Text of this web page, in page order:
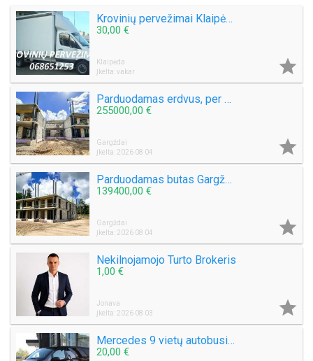
Krovinių pervežimai Klaipėdoje ir po Lietuvą +37068651253
30,00 €
Klaipėda
Įkelta: vakar

Parduodamas erdvus, per 2 aukštus išplanuotas butas Gargždų miesto parke!
255000,00 €
Gargždai
Įkelta: 2026 08 04

Parduodamas butas Gargždų miesto parke! Nauja statyba!
139400,00 €
Gargždai
Įkelta: 2026 08 04

Nekilnojamojo Turto Brokeris
1,00 €
Jonava
Įkelta: 2026 08 03

Mercedes 9 vietų autobusiuko nuoma su vairuotoju, pigiai, greitai, saugiai. Mikroautobuso Mercedes Benz Vito nuoma 8 sėdimos vietos be vairuotojo, bet kuriuo paros metu, paėmimas, nuvežimas kur tik Jums reikia Vilniuje ar visoje Lietuvoje ar užsienyje, ko
20,00 €